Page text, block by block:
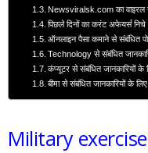
Newsviralsk.com का वाइरल
पिछले दिनों का करंट अफेयर्स
ऑनलाइन पैसा कमाने से संबंधित
Technology से संबंधित
कंप्यूटर से संबंधित जानकारियों
बीमा से संबंधित जानकारियों के
Military